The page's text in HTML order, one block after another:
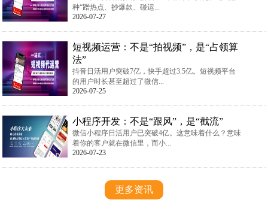
种“蹭热点、抄爆款、碰运...
2026-07-27
短视频运营：不是“拍视频”，是“占领算
法”
抖音日活用户突破7亿，快手超过3.5亿。短视频平台
的用户时长甚至超过了微信...
2026-07-25
小程序开发：不是“跟风”，是“截流”
微信小程序日活用户已突破4亿。这意味着什么？意味
着你的客户就在微信里，而小...
2026-07-23
更多资讯